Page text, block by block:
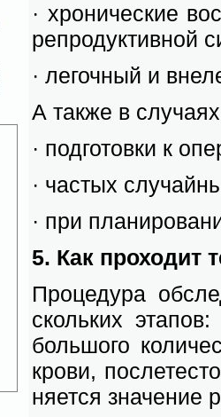
· хро­ни­че­ские
ре­про­дук­тив­ной
· ле­гоч­ный и
А так­же в
· под­го­тов­ки к
· ча­стых
· при
5. Как про­хо­дит
Про­це­ду­ра
сколь­ких
боль­шо­го
кро­ви,
ня­ет­ся зна­че­ние